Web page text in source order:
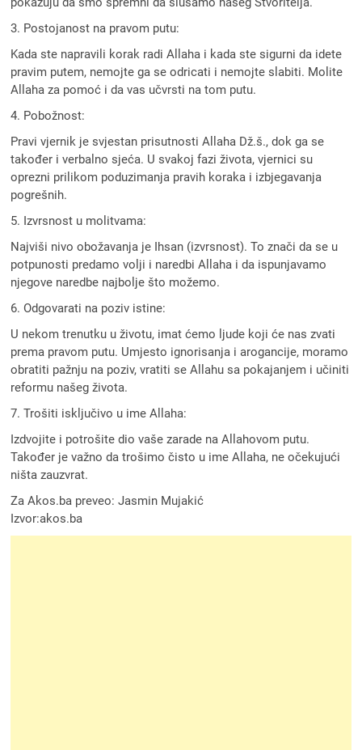
3. Postojanost na pravom putu:
Kada ste napravili korak radi Allaha i kada ste sigurni da idete
pravim putem, nemojte ga se odricati i nemojte slabiti. Molite
Allaha za pomoć i da vas učvrsti na tom putu.
4. Pobožnost:
Pravi vjernik je svjestan prisutnosti Allaha Dž.š., dok ga se
također i verbalno sjeća. U svakoj fazi života, vjernici su
oprezni prilikom poduzimanja pravih koraka i izbjegavanja
pogrešnih.
5. Izvrsnost u molitvama:
Najviši nivo obožavanja je Ihsan (izvrsnost). To znači da se u
potpunosti predamo volji i naredbi Allaha i da ispunjavamo
njegove naredbe najbolje što možemo.
6. Odgovarati na poziv istine:
U nekom trenutku u životu, imat ćemo ljude koji će nas zvati
prema pravom putu. Umjesto ignorisanja i arogancije, moramo
obratiti pažnju na poziv, vratiti se Allahu sa pokajanjem i učiniti
reformu našeg života.
7. Trošiti isključivo u ime Allaha:
Izdvojite i potrošite dio vaše zarade na Allahovom putu.
Također je važno da trošimo čisto u ime Allaha, ne očekujući
ništa zauzvrat.
Za Akos.ba preveo: Jasmin Mujakić
Izvor:akos.ba